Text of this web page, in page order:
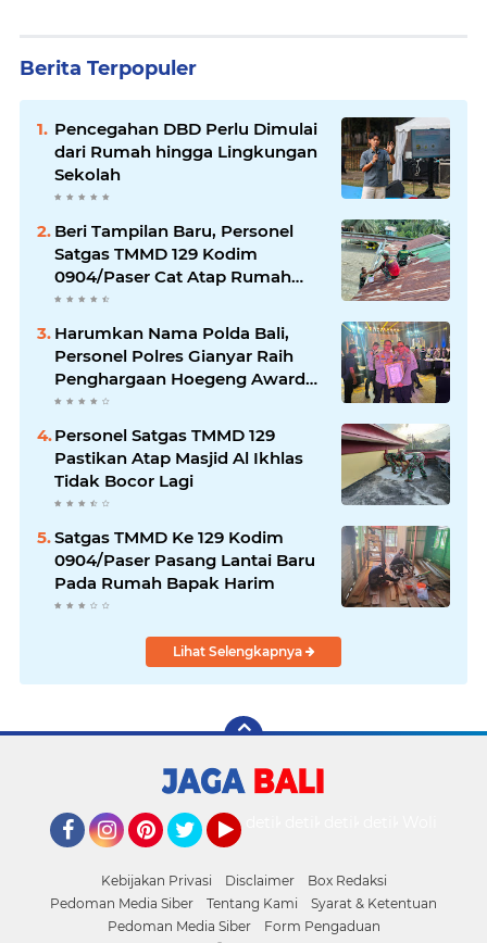
Berita Terpopuler
Pencegahan DBD Perlu Dimulai
dari Rumah hingga Lingkungan
Sekolah
Beri Tampilan Baru, Personel
Satgas TMMD 129 Kodim
0904/Paser Cat Atap Rumah
Marbot
Harumkan Nama Polda Bali,
Personel Polres Gianyar Raih
Penghargaan Hoegeng Awards
2026
Personel Satgas TMMD 129
Pastikan Atap Masjid Al Ikhlas
Tidak Bocor Lagi
Satgas TMMD Ke 129 Kodim
0904/Paser Pasang Lantai Baru
Pada Rumah Bapak Harim
Lihat Selengkapnya
Kebijakan Privasi Disclaimer
Box Redaksi
Pedoman Media Siber
Tentang Kami
Syarat & Ketentuan
Pedoman Media Siber
Form Pengaduan